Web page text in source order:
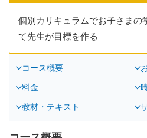
個別カリキュラムでお子さまの
て先生が目標を作る
コース概要
料金
教材・テキスト